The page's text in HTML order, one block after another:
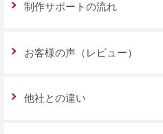
制作サポートの流れ
お客様の声（レビュー）
他社との違い